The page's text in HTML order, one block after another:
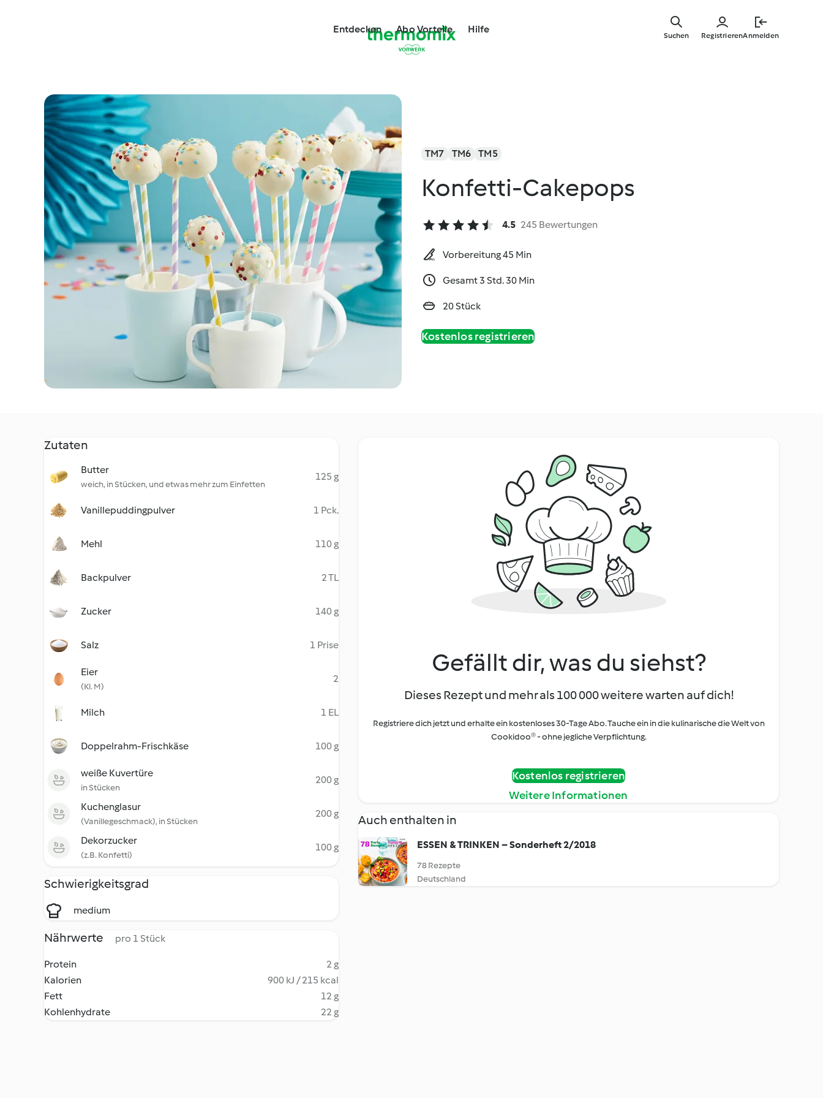
springen
Entdecken Abo Vorteile Hilfe
RegistrierenAnmelden
Suchen
TM7 TM6 TM5
Konfetti-Cakepops
4.5 245 Bewertungen
Vorbereitung 45 Min
Gesamt 3 Std. 30 Min
20 Stück
Kostenlos registrieren
Zutaten
Butter
weich, in Stücken, und etwas mehr zum Einfetten
125 g
Vanillepuddingpulver 1 Pck.
Mehl 110 g
Backpulver 2 TL
Zucker 140 g
Salz 1 Prise
Eier
(Kl. M)
2
Milch 1 EL
Doppelrahm-Frischkäse 100 g
weiße Kuvertüre
in Stücken
200 g
Kuchenglasur
(Vanillegeschmack), in Stücken
200 g
Dekorzucker
(z.B. Konfetti)
100 g
Schwierigkeitsgrad
medium
Nährwerte pro 1 Stück
Protein
2 g
Kalorien
900 kJ / 215 kcal
Fett
12 g
Kohlenhydrate
22 g
Gefällt dir, was du siehst?
Dieses Rezept und mehr als 100 000 weitere warten auf dich!
Registriere dich jetzt und erhalte ein kostenloses 30-Tage Abo. Tauche ein in die kulinarische die Welt von
Cookidoo® - ohne jegliche Verpflichtung.
Kostenlos registrieren
Weitere Informationen
Auch enthalten in
ESSEN & TRINKEN – Sonderheft 2/2018
78 Rezepte
Deutschland